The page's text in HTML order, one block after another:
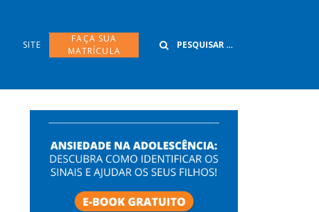
SITE
FAÇA SUA
MATRÍCULA